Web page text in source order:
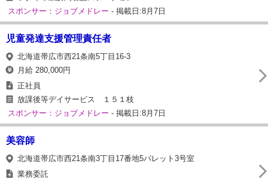
スポンサー：ジョブメドレー - 掲載日:8月7日
児童発達支援管理責任者
北海道帯広市西21条南5丁目16‐3
月給 280,000円
正社員
放課後等デイサービス １５１枝
スポンサー：ジョブメドレー - 掲載日:8月7日
美容師
北海道帯広市西21条南3丁目17番地5パレット3号室
業務委託